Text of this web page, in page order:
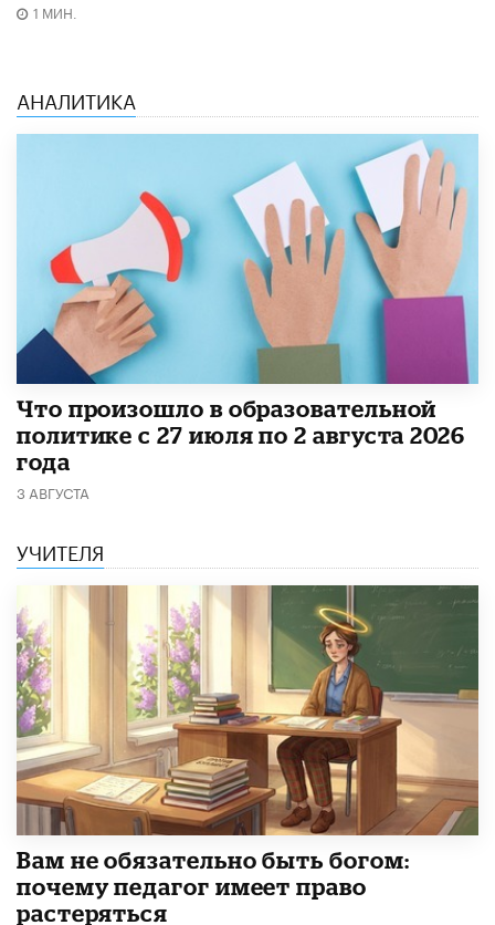
1 МИН.
АНАЛИТИКА
​Что произошло в образовательной
политике с 27 июля по 2 августа 2026
года
3 АВГУСТА
УЧИТЕЛЯ
​Вам не обязательно быть богом:
почему педагог имеет право
растеряться